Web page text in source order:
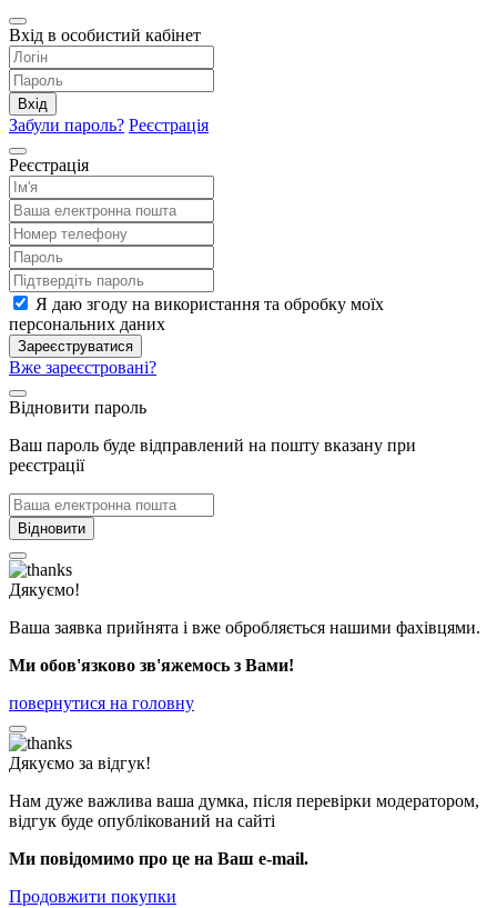
Вхід в особистий кабінет
Вхід
Забули пароль? Реєстрація
Реєстрація
Я даю згоду на використання та обробку моїх
персональних даних
Зареєструватися
Вже зареєстровані?
Відновити пароль
Ваш пароль буде відправлений на пошту вказану при
реєстрації
Відновити
Дякуємо!
Ваша заявка прийнята і вже обробляється нашими фахівцями.
Ми обов'язково зв'яжемось з Вами!
повернутися на головну
Дякуємо за відгук!
Нам дуже важлива ваша думка, після перевірки модератором,
відгук буде опублікований на сайті
Ми повідомимо про це на Ваш e-mail.
Продовжити покупки